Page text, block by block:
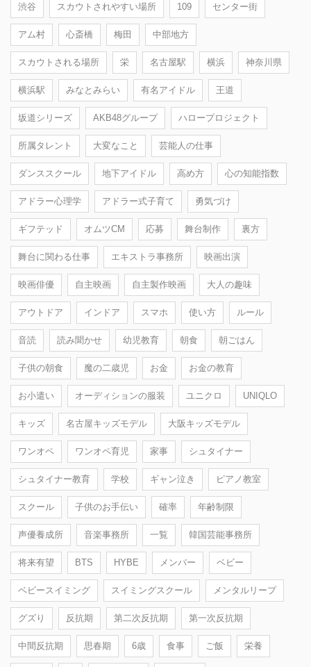
渋谷 スカウトされやすい場所 109 センター街
アム村 心斎橋 梅田 中部地方
スカウトされる場所 栄 名古屋駅 横浜 神奈川県
横浜駅 みなとみらい 有名アイドル 王道
坂道シリーズ AKB48グループ ハロープロジェクト
所属タレント 大変なこと 芸能人の仕事
ダンススクール 地下アイドル 高め方 心の知能指数
アドラー心理学 アドラー式子育て 勇気づけ
ギフテッド オムツCM 応募 舞台制作 裏方
舞台に関わる仕事 エキストラ事務所 映画出演
映画俳優 自主映画 自主製作映画 大人の趣味
アウトドア インドア スマホ 使い方 ルール
音読 読み聞かせ 幼児教育 朝食 朝ごはん
子供の朝食 魔の二歳児 お金 お金の教育
お小遣い オーディションの服装 ユニクロ UNIQLO
キッズ 名古屋キッズモデル 大阪キッズモデル
ワンオペ ワンオペ育児 家事 シュタイナー
シュタイナー教育 学校 ギャン泣き ピアノ教室
スクール 子供のお手伝い 確率 年齢制限
声優養成所 音楽事務所 一覧 韓国芸能事務所
将来有望 BTS HYBE メンバー ベビー
ベビースイミング スイミングスクール メンタルリープ
グズり 反抗期 第二次反抗期 第一次反抗期
中間反抗期 思春期 6歳 食事 ご飯 栄養